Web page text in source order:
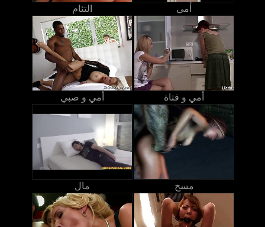
التئام أمي
أمي و صبي أمي و فتاة
مال مسخ